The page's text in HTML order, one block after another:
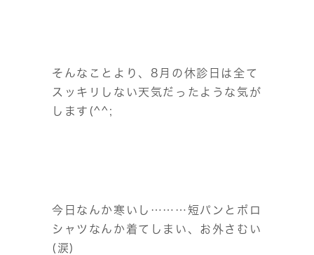
そんなことより、8月の休診日は全て
スッキリしない天気だったような気が
します(^^;
今日なんか寒いし………短パンとポロ
シャツなんか着てしまい、お外さむい
(涙)